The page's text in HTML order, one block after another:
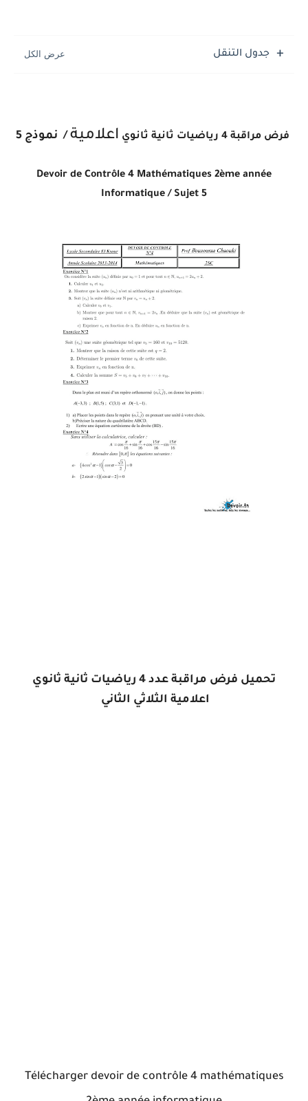
جدول التنقل
فرض مراقبة 4 رياضيات ثانية ثانوي اعلامية / نموذج 5
Devoir de Contrôle 4 Mathématiques 2ème année
Informatique / Sujet 5
تحميل فرض مراقبة عدد 4 رياضيات ثانية ثانوي
اعلامية الثلاثي الثاني
Télécharger devoir de contrôle 4 mathématiques